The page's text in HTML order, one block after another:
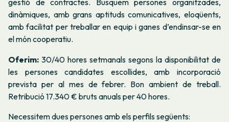
gestió de contractes. Busquem persones organitzades,
dinàmiques, amb grans aptituds comunicatives, eloqüents,
amb facilitat per treballar en equip i ganes d’endinsar-se en
el món cooperatiu.
Oferim: 30/40 hores setmanals segons la disponibilitat de
les persones candidates escollides, amb incorporació
prevista per al mes de febrer. Bon ambient de treball.
Retribució 17.340 € bruts anuals per 40 hores.
Necessitem dues persones amb els perfils següents: